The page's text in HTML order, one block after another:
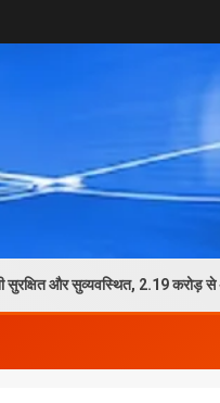
2.19 करोड़ से अधिक